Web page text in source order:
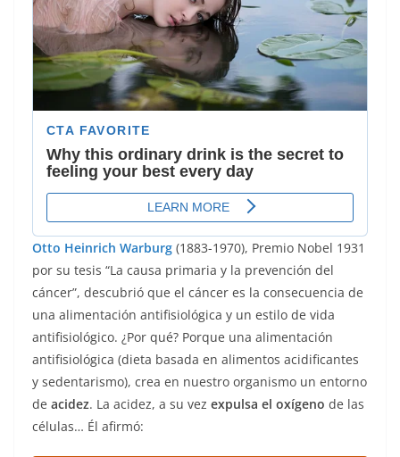
Otto Heinrich Warburg (1883-1970), Premio Nobel 1931
por su tesis “La causa primaria y la prevención del
cáncer”, descubrió que el cáncer es la consecuencia de
una alimentación antifisiológica y un estilo de vida
antifisiológico. ¿Por qué? Porque una alimentación
antifisiológica (dieta basada en alimentos acidificantes
y sedentarismo), crea en nuestro organismo un entorno
de acidez. La acidez, a su vez expulsa el oxígeno de las
células… Él afirmó: